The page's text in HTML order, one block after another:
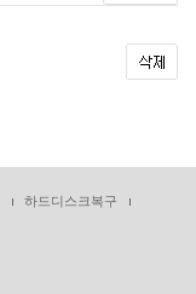
하드디스크복구